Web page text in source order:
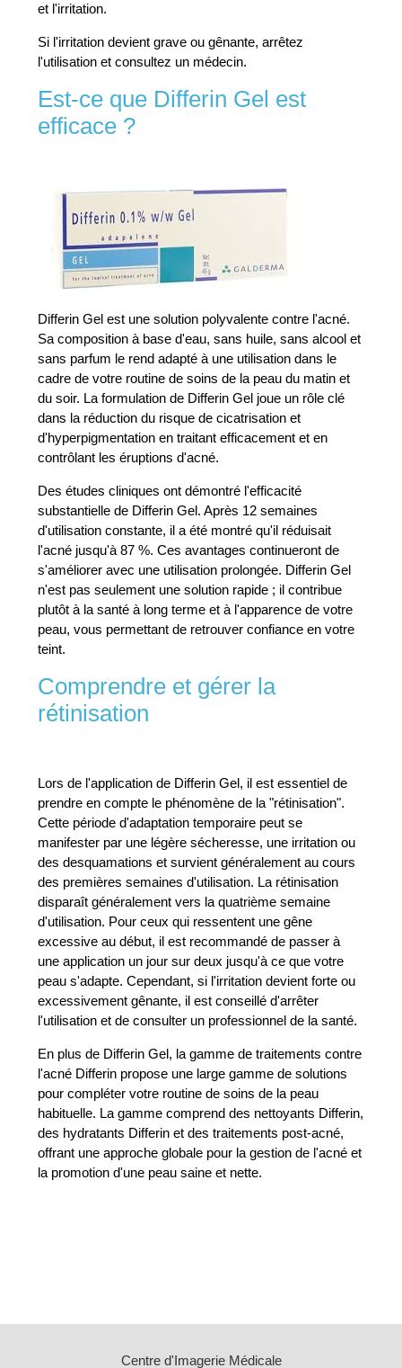
et l'irritation.
Si l'irritation devient grave ou gênante, arrêtez
l'utilisation et consultez un médecin.
Est-ce que Differin Gel est
efficace ?
Differin Gel est une solution polyvalente contre l'acné.
Sa composition à base d'eau, sans huile, sans alcool et
sans parfum le rend adapté à une utilisation dans le
cadre de votre routine de soins de la peau du matin et
du soir. La formulation de Differin Gel joue un rôle clé
dans la réduction du risque de cicatrisation et
d'hyperpigmentation en traitant efficacement et en
contrôlant les éruptions d'acné.
Des études cliniques ont démontré l'efficacité
substantielle de Differin Gel. Après 12 semaines
d'utilisation constante, il a été montré qu'il réduisait
l'acné jusqu'à 87 %. Ces avantages continueront de
s'améliorer avec une utilisation prolongée. Differin Gel
n'est pas seulement une solution rapide ; il contribue
plutôt à la santé à long terme et à l'apparence de votre
peau, vous permettant de retrouver confiance en votre
teint.
Comprendre et gérer la
rétinisation
Lors de l'application de Differin Gel, il est essentiel de
prendre en compte le phénomène de la "rétinisation".
Cette période d'adaptation temporaire peut se
manifester par une légère sécheresse, une irritation ou
des desquamations et survient généralement au cours
des premières semaines d'utilisation. La rétinisation
disparaît généralement vers la quatrième semaine
d'utilisation. Pour ceux qui ressentent une gêne
excessive au début, il est recommandé de passer à
une application un jour sur deux jusqu'à ce que votre
peau s'adapte. Cependant, si l'irritation devient forte ou
excessivement gênante, il est conseillé d'arrêter
l'utilisation et de consulter un professionnel de la santé.
En plus de Differin Gel, la gamme de traitements contre
l'acné Differin propose une large gamme de solutions
pour compléter votre routine de soins de la peau
habituelle. La gamme comprend des nettoyants Differin,
des hydratants Differin et des traitements post-acné,
offrant une approche globale pour la gestion de l'acné et
la promotion d'une peau saine et nette.
Centre d'Imagerie Médicale